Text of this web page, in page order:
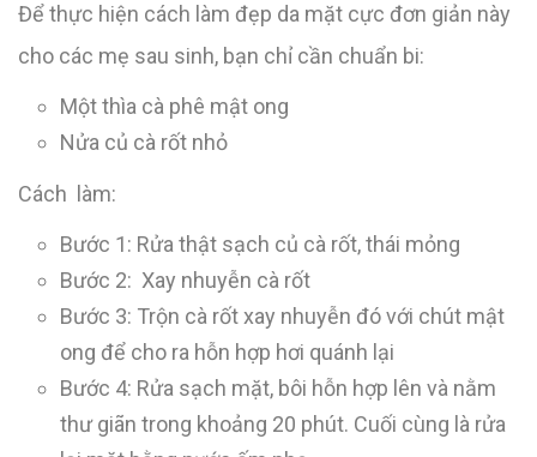
Để thực hiện cách làm đẹp da mặt cực đơn giản này
cho các mẹ sau sinh, bạn chỉ cần chuẩn bi:
Một thìa cà phê mật ong
Nửa củ cà rốt nhỏ
Cách làm:
Bước 1: Rửa thật sạch củ cà rốt, thái mỏng
Bước 2: Xay nhuyễn cà rốt
Bước 3: Trộn cà rốt xay nhuyễn đó với chút mật
ong để cho ra hỗn hợp hơi quánh lại
Bước 4: Rửa sạch mặt, bôi hỗn hợp lên và nằm
thư giãn trong khoảng 20 phút. Cuối cùng là rửa